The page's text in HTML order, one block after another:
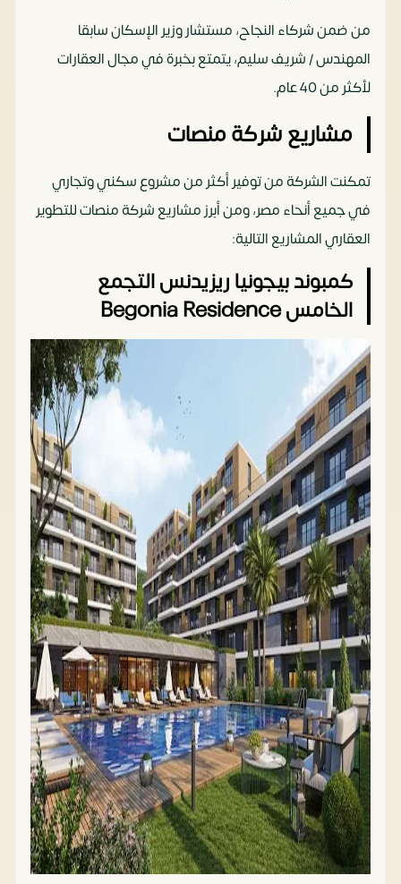
من ضمن شركاء النجاح، مستشار وزير الإسكان سابقا
المهندس / شريف سليم، يتمتع بخبرة في مجال العقارات
لأكثر من 40 عام.
مشاريع شركة منصات
تمكنت الشركة من توفير أكثر من مشروع سكني وتجاري
في جميع أنحاء مصر، ومن أبرز مشاريع شركة منصات للتطوير
العقاري المشاريع التالية:
كمبوند بيجونيا ريزيدنس التجمع
الخامس Begonia Residence